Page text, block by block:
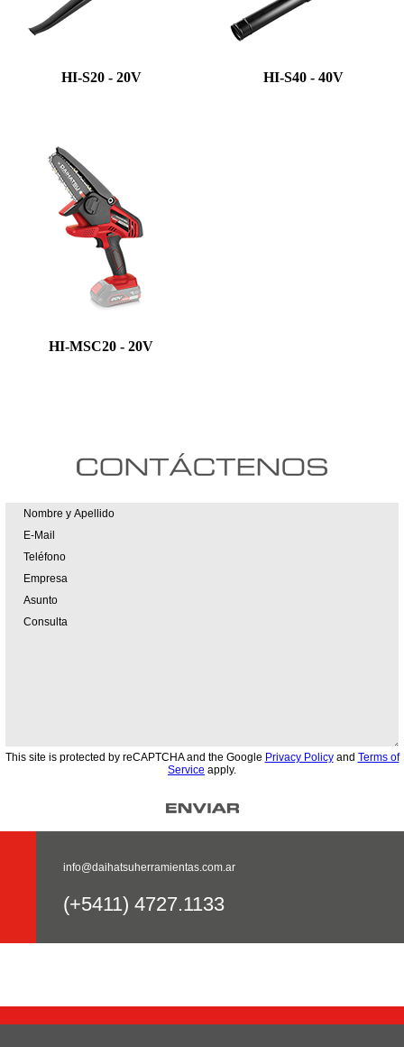
HI-S20 - 20V HI-S40 - 40V
HI-MSC20 - 20V
info@daihatsuherramientas.com.ar
(+5411) 4727.1133
This site is protected by reCAPTCHA and the Google Privacy Policyand Terms of
Service apply.